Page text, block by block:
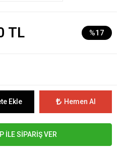
TL %17
Ekle Hemen Al
İLE SİPARİŞ VER